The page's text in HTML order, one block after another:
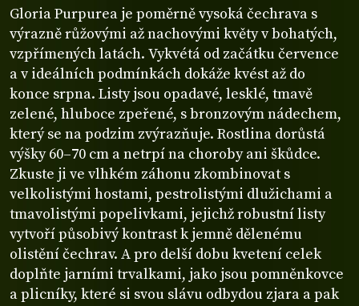
Gloria Purpurea je poměrně vysoká čechrava s
výrazně růžovými až nachovými květy v bohatých,
vzpřímených latách. Vykvétá od začátku července
a v ideálních podmínkách dokáže kvést až do
konce srpna. Listy jsou opadavé, lesklé, tmavě
zelené, hluboce zpeřené, s bronzovým nádechem,
který se na podzim zvýrazňuje. Rostlina dorůstá
výšky 60–70 cm a netrpí na choroby ani škůdce.
Zkuste ji ve vlhkém záhonu zkombinovat s
velkolistými hostami, pestrolistými dlužichami a
tmavolistými popelivkami, jejichž robustní listy
vytvoří působivý kontrast k jemně dělenému
olistění čechrav. A pro delší dobu kvetení celek
doplňte jarními trvalkami, jako jsou pomněnkovce
a plicníky, které si svou slávu odbydou zjara a pak